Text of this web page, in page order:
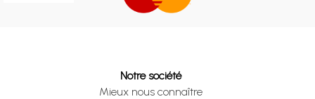
Notre société
Mieux nous connaître